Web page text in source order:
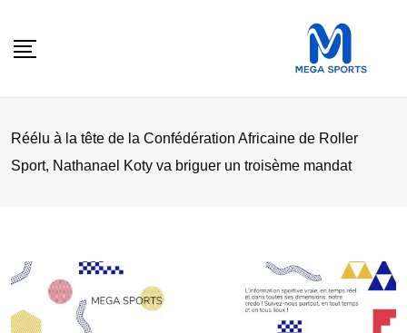
Réélu à la tête de la Confédération Africaine de Roller
Sport, Nathanael Koty va briguer un troisème mandat